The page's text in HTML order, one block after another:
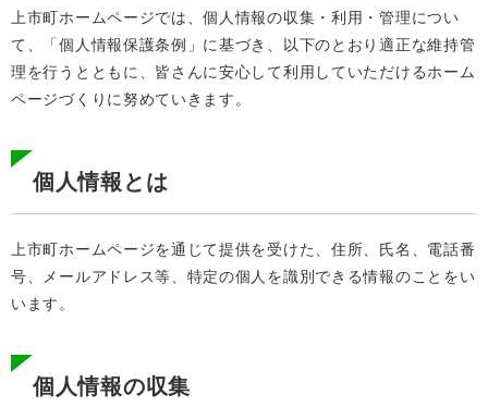
上市町ホームページでは、個人情報の収集・利用・管理につい
て、「個人情報保護条例」に基づき、以下のとおり適正な維持管
理を行うとともに、皆さんに安心して利用していただけるホーム
ページづくりに努めていきます。
個人情報とは
上市町ホームページを通じて提供を受けた、住所、氏名、電話番
号、メールアドレス等、特定の個人を識別できる情報のことをい
います。
個人情報の収集